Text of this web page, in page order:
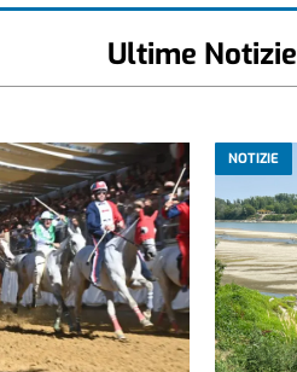
Ultime Notizie
NOTIZIE